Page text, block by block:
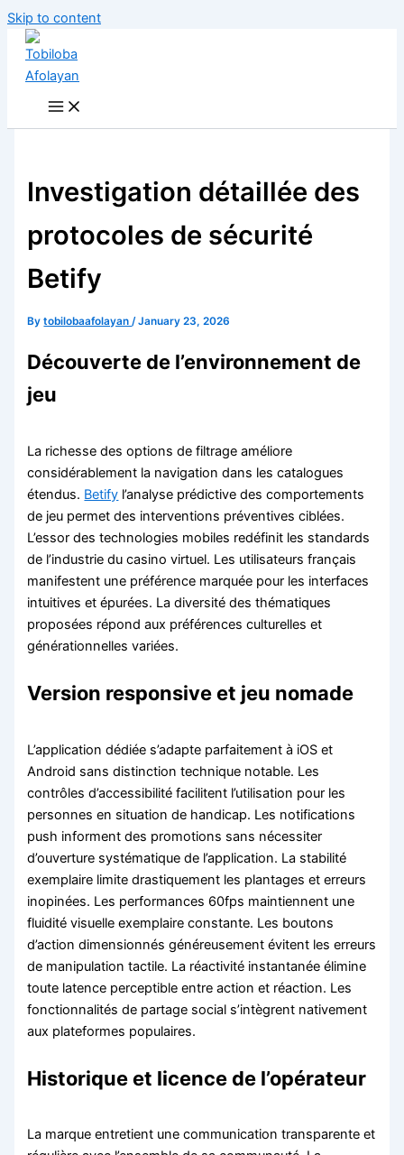
Skip to content
Investigation détaillée des
protocoles de sécurité
Betify
Bytobilobaafolayan/January 23, 2026
Découverte de l’environnement de
jeu
La richesse des options de filtrage améliore
considérablement la navigation dans les catalogues
étendus. Betify l’analyse prédictive des comportements
de jeu permet des interventions préventives ciblées.
L’essor des technologies mobiles redéfinit les standards
de l’industrie du casino virtuel. Les utilisateurs français
manifestent une préférence marquée pour les interfaces
intuitives et épurées. La diversité des thématiques
proposées répond aux préférences culturelles et
générationnelles variées.
Version responsive et jeu nomade
L’application dédiée s’adapte parfaitement à iOS et
Android sans distinction technique notable. Les
contrôles d’accessibilité facilitent l’utilisation pour les
personnes en situation de handicap. Les notifications
push informent des promotions sans nécessiter
d’ouverture systématique de l’application. La stabilité
exemplaire limite drastiquement les plantages et erreurs
inopinées. Les performances 60fps maintiennent une
fluidité visuelle exemplaire constante. Les boutons
d’action dimensionnés généreusement évitent les erreurs
de manipulation tactile. La réactivité instantanée élimine
toute latence perceptible entre action et réaction. Les
fonctionnalités de partage social s’intègrent nativement
aux plateformes populaires.
Historique et licence de l’opérateur
La marque entretient une communication transparente et